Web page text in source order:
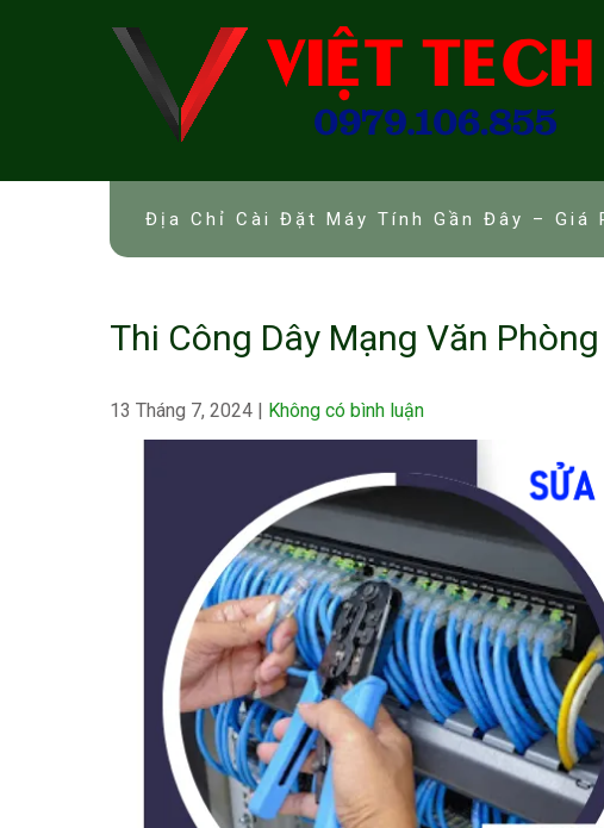
Địa Chỉ Cài Đặt Máy Tính Gần Đây – Giá
Thi Công Dây Mạng Văn
13 Tháng 7, 2024 | Không có bình luận